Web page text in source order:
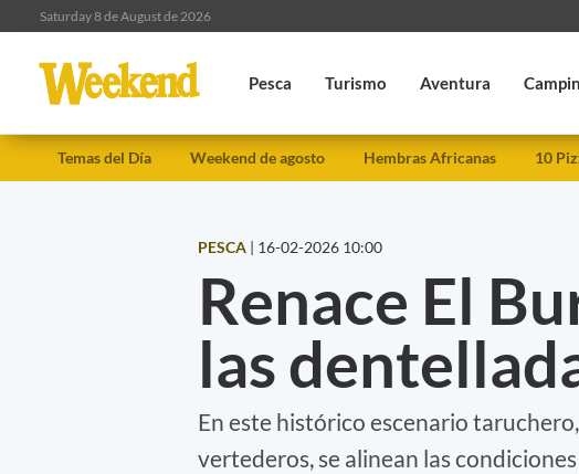
Saturday 8 de August de 2026
Pesca Turismo Aventura
Temas del Día Weekend de agosto Hembras Africanas 10
PESCA | 16-02-2026 10:00
Renace El
las
En este histórico escenario
vertederos, se alinean las